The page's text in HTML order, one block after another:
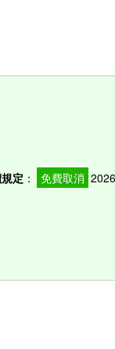
定 ： 免費取消